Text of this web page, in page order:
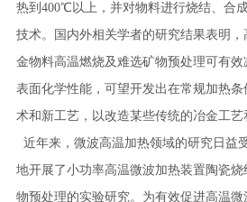
热到400℃以上，并对物料进行烧结、合
技术。国内外相关学者的研究结果表明
金物料高温燃烧及难选矿物预处理可有
表面化学性能，可望开发出在常规加热
术和新工艺，以改造某些传统的冶金工艺
近年来，微波高温加热领域的研究日益
地开展了小功率高温微波加热装置陶瓷
物预处理的实验研究。为有效促进高温微